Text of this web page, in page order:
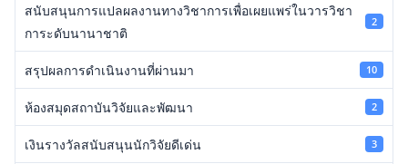
สนับสนุนการแปลผลงานทางวิชาการเพื่อเผยแพร่ในวารวิชา
การะดับนานาชาติ
2
สรุปผลการดำเนินงานที่ผ่านมา 10
ห้องสมุดสถาบันวิจัยและพัฒนา 2
เงินรางวัลสนับสนุนนักวิจัยดีเด่น 3